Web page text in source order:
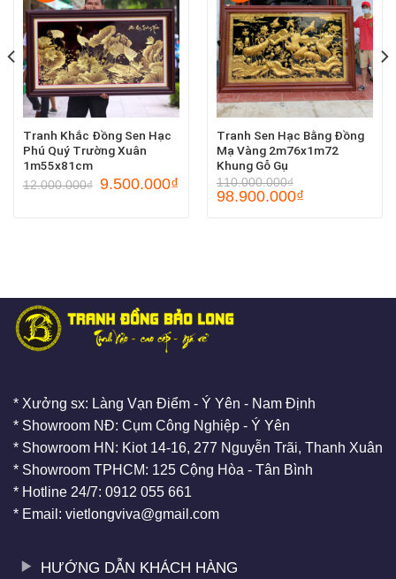
Tranh Khắc Đồng Sen Hạc
Phú Quý Trường Xuân
1m55x81cm
12.000.000₫ 9.500.000₫
Tranh Sen Hạc Bằng Đồng
Mạ Vàng 2m76x1m72
Khung Gỗ Gụ
110.000.000₫
98.900.000₫
* Xưởng sx: Làng Vạn Điểm - Ý Yên - Nam Định
* Showroom NĐ: Cụm Công Nghiệp - Ý Yên
* Showroom HN: Kiot 14-16, 277 Nguyễn Trãi, Thanh Xuân
* Showroom TPHCM: 125 Cộng Hòa - Tân Bình
* Hotline 24/7: 0912 055 661
* Email: vietlongviva@gmail.com
HƯỚNG DẪN KHÁCH HÀNG